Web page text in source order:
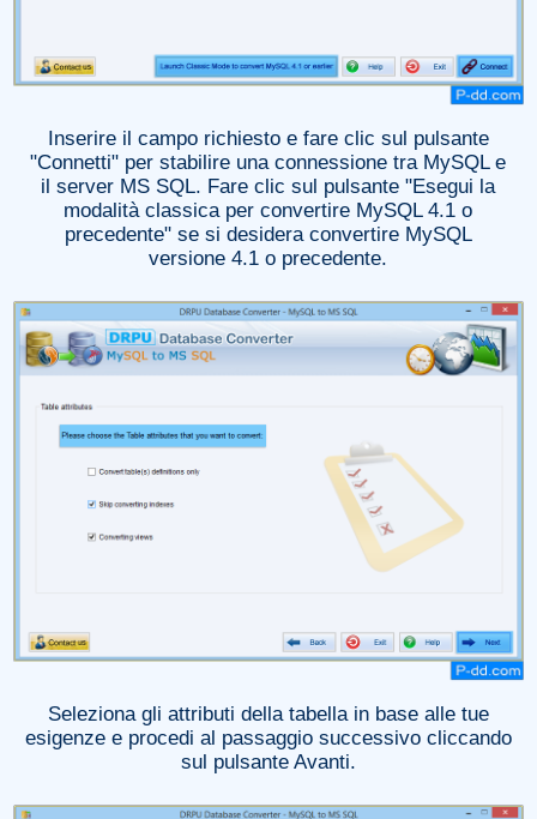
Inserire il campo richiesto e fare clic sul pulsante
"Connetti" per stabilire una connessione tra MySQL e
il server MS SQL. Fare clic sul pulsante "Esegui la
modalità classica per convertire MySQL 4.1 o
precedente" se si desidera convertire MySQL
versione 4.1 o precedente.
Seleziona gli attributi della tabella in base alle tue
esigenze e procedi al passaggio successivo cliccando
sul pulsante Avanti.